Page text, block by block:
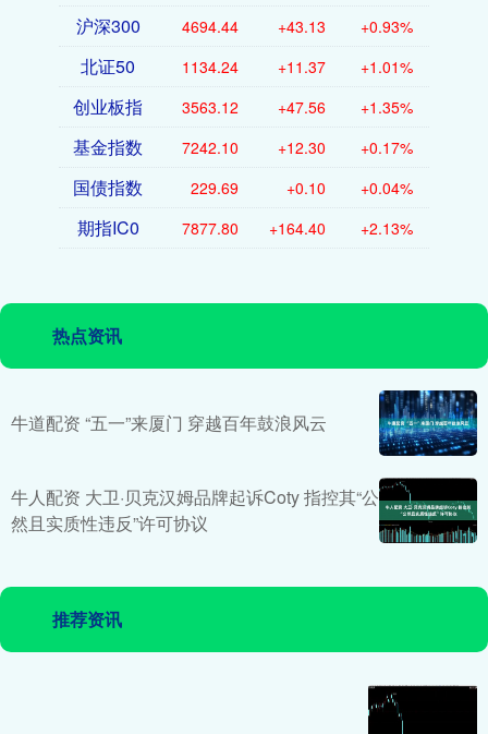
沪深300 4694.44 +43.13 +0.93%
北证50 1134.24 +11.37 +1.01%
创业板指 3563.12 +47.56 +1.35%
基金指数 7242.10 +12.30 +0.17%
国债指数 229.69 +0.10 +0.04%
期指IC0 7877.80 +164.40 +2.13%
热点资讯
牛道配资 “五一”来厦门 穿越百年鼓浪风云
牛人配资 大卫·贝克汉姆品牌起诉Coty 指控其“公
然且实质性违反”许可协议
推荐资讯